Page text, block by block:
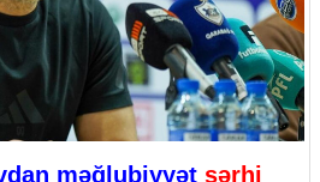
məğlubiyyət şərhi